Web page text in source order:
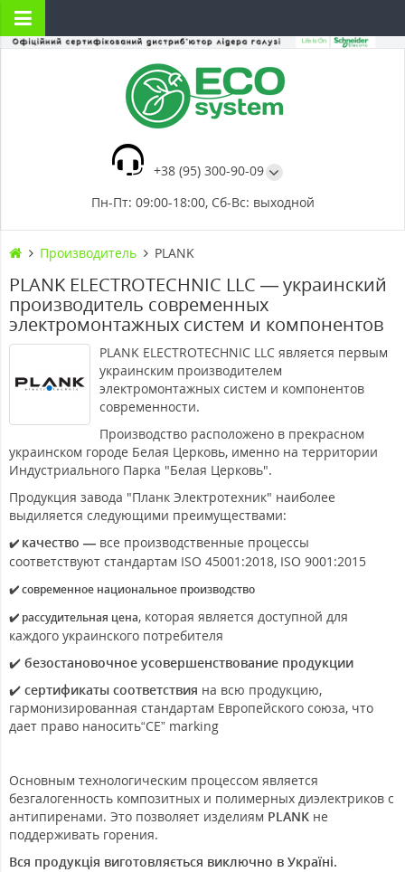
+38 (95) 300-90-09
Пн-Пт: 09:00-18:00, Сб-Вс: выходной
Производитель PLANK
PLANK ELECTROTECHNIC LLC — украинский
производитель современных
электромонтажных систем и компонентов
PLANK ELECTROTECHNIC LLC является первым
украинским производителем
электромонтажных систем и компонентов
современности.
Производство расположено в прекрасном
украинском городе Белая Церковь, именно на территории
Индустриального Парка "Белая Церковь".
Продукция завода "Планк Электротехник" наиболее
выдиляется следующими преимуществами:
✔️ качество — все производственные процессы
соответствуют стандартам ISO 45001:2018, ISO 9001:2015
✔️ современное национальное производство
✔️ рассудительная цена, которая является доступной для
каждого украинского потребителя
✔️ безостановочное усовершенствование продукции
✔️ сертификаты соответствия на всю продукцию,
гармонизированная стандартам Европейского союза, что
дает право наносить“СЕ” marking
Основным технологическим процессом является
безгалогенность композитных и полимерных диэлектриков с
антипиренами. Это позволяет изделиям PLANK не
поддерживать горения.
Вся продукція виготовляється виключно в Україні.